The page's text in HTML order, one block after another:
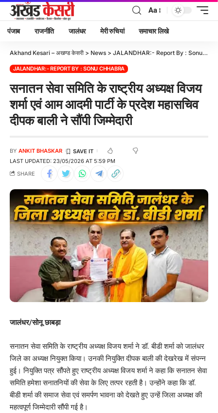
Aa
पंजाब राजनीति जालंधर मेरी रुचियां समाचार लिखे
Akhand Kesari – अखण्ड केसरी > News > JALANDHAR:- Report By : Sonu Chhabra
JALANDHAR:- REPORT BY : SONU CHHABRA
सनातन सेवा समिति के राष्ट्रीय अध्यक्ष विजय
शर्मा एवं आम आदमी पार्टी के प्रदेश महासचिव
दीपक बाली ने सौंपी जिम्मेदारी
LAST UPDATED: 23/05/2026 AT 5:59 PM
BY ANKIT BHASKAR
SHARE
जालंधर/सोनू छाबड़ा
सनातन सेवा समिति के राष्ट्रीय अध्यक्ष विजय शर्मा ने डॉ. बीडी शर्मा को जालंधर
जिले का अध्यक्ष नियुक्त किया। उनकी नियुक्ति दीपक बाली की देखरेख में संपन्न
हुई। नियुक्ति पत्र सौंपते हुए राष्ट्रीय अध्यक्ष विजय शर्मा ने कहा कि सनातन सेवा
समिति हमेशा सनातनियों की सेवा के लिए तत्पर रहती है। उन्होंने कहा कि डॉ.
बीडी शर्मा की समाज सेवा एवं समर्पण भावना को देखते हुए उन्हें जिला अध्यक्ष की
महत्वपूर्ण जिम्मेदारी सौंपी गई है।